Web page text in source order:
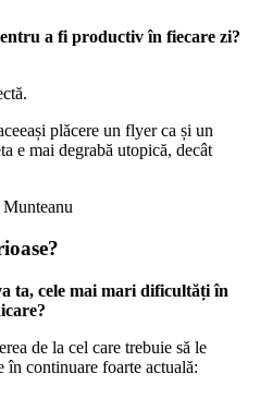
a fi productiv în fiecare zi?
plăcere un flyer ca și un
e mai degrabă utopică, decât
ta, cele mai mari dificultăți în
de la cel care trebuie să le
în continuare foarte actuală: